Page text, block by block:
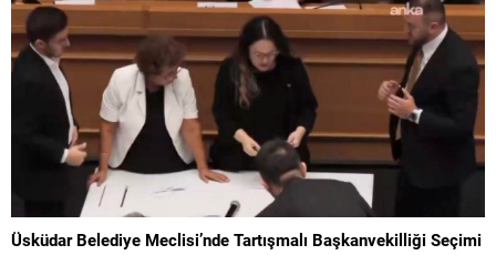
Üsküdar Belediye Meclisi’nde Tartışmalı Başkanvekilliği Seçimi